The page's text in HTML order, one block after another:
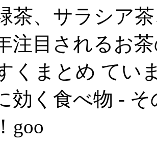
茶、サラシア
注目されるお
くまとめ てい
効く食べ物 -
goo